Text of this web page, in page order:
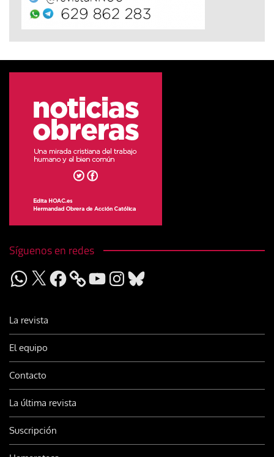
Síguenos en redes
WhatsApp
X Facebook YouTubeInstagram
Bluesky
La revista
El equipo
Contacto
La última revista
Suscripción